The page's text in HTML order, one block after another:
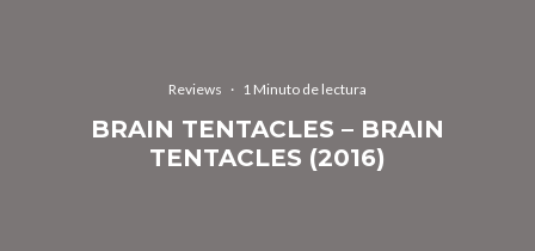
Reviews · 1 Minuto de lectura
BRAIN TENTACLES – BRAIN
TENTACLES (2016)